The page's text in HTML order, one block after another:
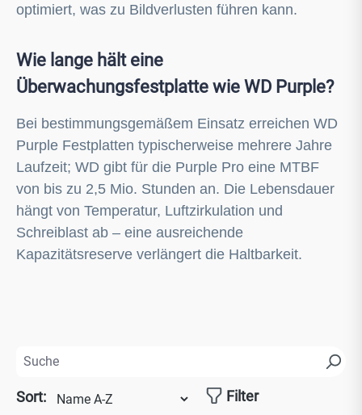
optimiert, was zu Bildverlusten führen kann.
Wie lange hält eine
Überwachungsfestplatte wie WD Purple?
Bei bestimmungsgemäßem Einsatz erreichen WD
Purple Festplatten typischerweise mehrere Jahre
Laufzeit; WD gibt für die Purple Pro eine MTBF
von bis zu 2,5 Mio. Stunden an. Die Lebensdauer
hängt von Temperatur, Luftzirkulation und
Schreiblast ab – eine ausreichende
Kapazitätsreserve verlängert die Haltbarkeit.
Filter
Sort: